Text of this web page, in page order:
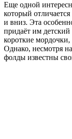
Еще одной
который
и вниз. Эта
придаёт им
короткие мордочки,
Однако, несмотря
фолды известны